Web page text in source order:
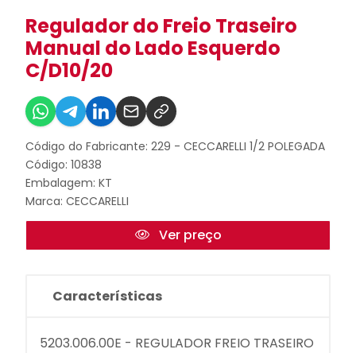
Regulador do Freio Traseiro
Manual do Lado Esquerdo
C/D10/20
Código do Fabricante: 229 - CECCARELLI 1/2 POLEGADA
Código: 10838
Embalagem: KT
Marca: CECCARELLI
Ver preço
Características
5203.006.00E - REGULADOR FREIO TRASEIRO